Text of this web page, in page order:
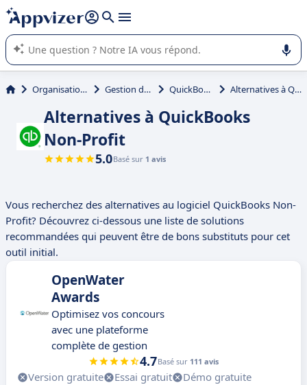
répondre (plusieurs lignes avec
L'IA de Appvizer vous guide dans l'utilisation ou la sélection de
logiciel SaaS en entreprise.
Organisations et associations Gestion des subventions QuickBooks Non-Profit Alternatives à QuickBooks Non-Profit
Alternatives à QuickBooks
Non-Profit
5.0Basé sur 1 avis
Vous recherchez des alternatives au logiciel QuickBooks Non-
Profit? Découvrez ci-dessous une liste de solutions
recommandées qui peuvent être de bons substituts pour cet
outil initial.
OpenWater
Awards
Optimisez vos concours
avec une plateforme
complète de gestion
4.7Basé sur 111 avis
Version gratuite Essai gratuit
Démo gratuite